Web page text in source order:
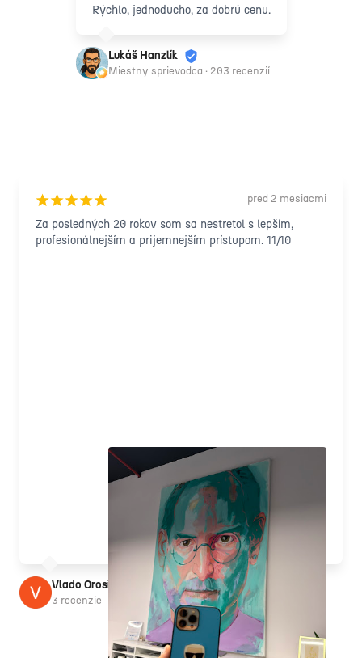
Rýchlo, jednoducho, za dobrú cenu.
Lukáš Hanzlík
Miestny sprievodca · 203 recenzií
¡¡¡¡¡ pred 2 mesiacmi
Za posledných 20 rokov som sa nestretol s lepším,
profesionálnejším a prijemnejším prístupom. 11/10
Vlado Orosi
3 recenzie